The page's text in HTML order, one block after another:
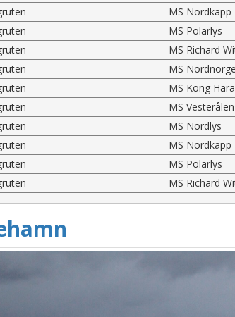
MS Nordkapp
MS Polarlys
MS Richard
MS Nordnorge
MS Kong
MS Vesterålen
MS Nordlys
MS Nordkapp
MS Polarlys
MS Richard